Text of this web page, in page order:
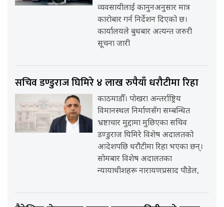
व्यवसायीलाई कानुनअनुसार मात्र
कारोबार गर्न निर्देशन दिएको छ।
कार्यालयले बुधबार अत्यन्त जरुरी
सूचना जारी
सचिव डण्डुराज घिमिरे ४ लाख रुपैयाँ धरौटीमा रिहा
काठमाडौँ। पोखरा अन्तर्राष्ट्रिय
विमानस्थल निर्माणसँग सम्बन्धित
भ्रष्टाचार मुद्दामा मुछिएका सचिव
डण्डुराज घिमिरे विशेष अदालतको
आदेशपछि धरौटीमा रिहा भएका छन्।
सोमबार विशेष अदालतका
न्यायाधीशहरू नारायणप्रसाद पौडेल,